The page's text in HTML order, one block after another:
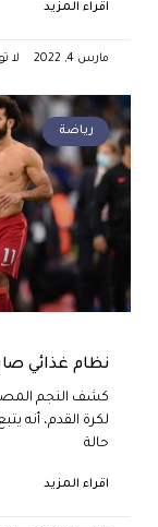
اقراء المزيد
مارس 4, 2022 لا
رياضة
نظام غذائي
كشف النجم
لكرة القدم، أنه
حالة
اقراء المزيد